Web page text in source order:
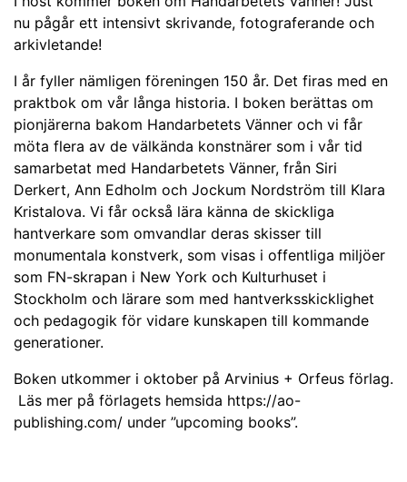
nu pågår ett intensivt skrivande, fotograferande och
arkivletande!
I år fyller nämligen föreningen 150 år. Det firas med en
praktbok om vår långa historia. I boken berättas om
pionjärerna bakom Handarbetets Vänner och vi får
möta flera av de välkända konstnärer som i vår tid
samarbetat med Handarbetets Vänner, från Siri
Derkert, Ann Edholm och Jockum Nordström till Klara
Kristalova. Vi får också lära känna de skickliga
hantverkare som omvandlar deras skisser till
monumentala konstverk, som visas i offentliga miljöer
som FN-skrapan i New York och Kulturhuset i
Stockholm och lärare som med hantverksskicklighet
och pedagogik för vidare kunskapen till kommande
generationer.
Boken utkommer i oktober på Arvinius + Orfeus förlag.
Läs mer på förlagets hemsida https://ao-
publishing.com/ under ”upcoming books”.